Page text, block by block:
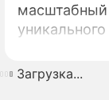
масштабный
уникального
Церкви
подворье. Этот храм, ставший
Загрузка...